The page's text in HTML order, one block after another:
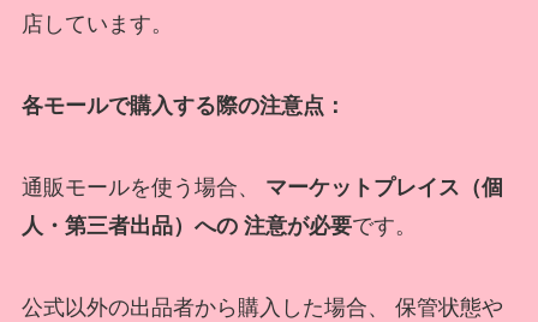
店しています。
各モールで購入する際の注意点：
通販モールを使う場合、 マーケットプレイス（個
人・第三者出品）への 注意が必要です。
公式以外の出品者から購入した場合、 保管状態や